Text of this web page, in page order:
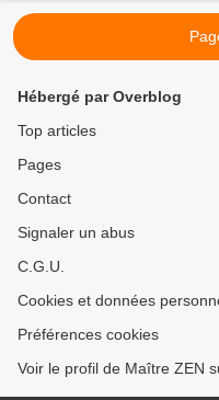
Hébergé par Overblog
Top articles
Pages
Contact
Signaler un abus
C.G.U.
Cookies et données
Préférences cookies
Voir le profil de Maître ZEN